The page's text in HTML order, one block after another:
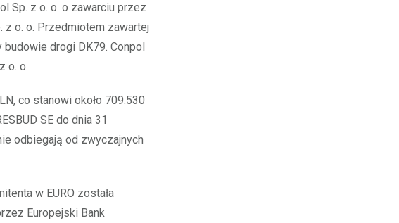
Sp. z o. o. o zawarciu przez
z o. o. Przedmiotem zawartej
drogi DK79. Conpol
o. o.
co stanowi około 709.530
SE do dnia 31
odbiegają od zwyczajnych
w EURO została
Europejski Bank